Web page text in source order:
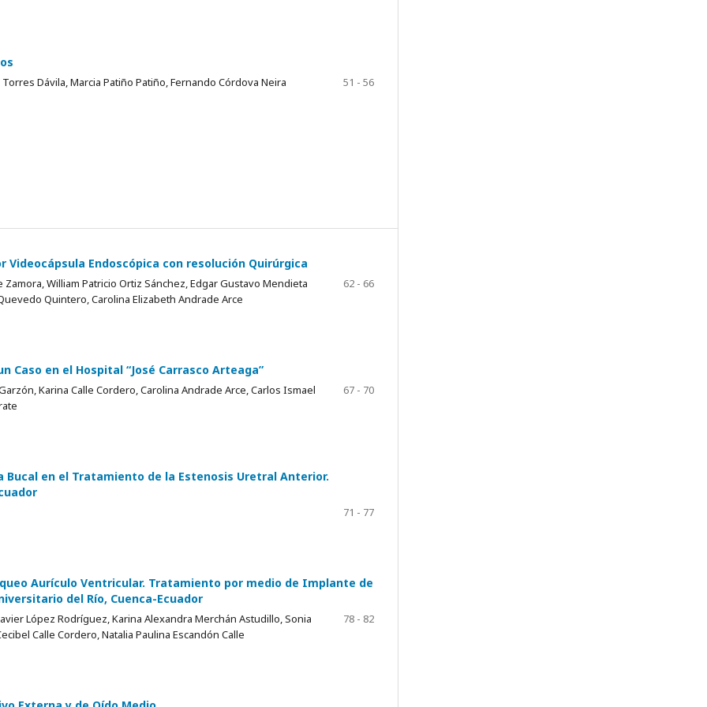
Dávila, Marcia Patiño Patiño, Fernando Córdova Neira 51 - 56
Endoscópica con resolución Quirúrgica
William Patricio Ortiz Sánchez, Edgar Gustavo Mendieta
Quintero, Carolina Elizabeth Andrade Arce
62 - 66
Caso en el Hospital “José Carrasco Arteaga”
Karina Calle Cordero, Carolina Andrade Arce, Carlos Ismael
67 - 70
en el Tratamiento de la Estenosis Uretral Anterior.
71 - 77
Aurículo Ventricular. Tratamiento por medio de Implante de
del Río, Cuenca-Ecuador
López Rodríguez, Karina Alexandra Merchán Astudillo, Sonia
Calle Cordero, Natalia Paulina Escandón Calle
78 - 82